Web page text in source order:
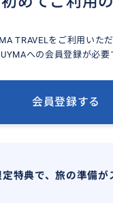
TRAVELをご利用いた
への会員登録が必要
会員登録する
特典で、旅の準備が